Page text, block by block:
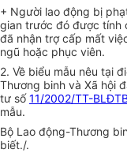
+ Người lao động bị
gian trước đó được tính
đã nhận trợ cấp mất
ngũ hoặc phục viên.
2. Về biểu mẫu nêu tại
Thương binh và Xã hội
tư số11/2002/TT-
mẫu.
Bộ Lao động-Thương
biết./.